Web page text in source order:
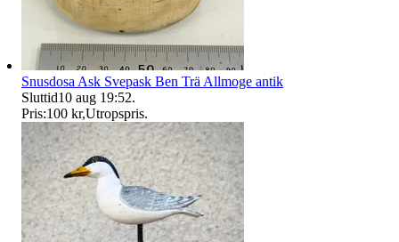
Snusdosa Ask Svepask Ben Trä Allmoge antik
Sluttid10 aug 19:52.
Pris:100 kr,Utropspris.